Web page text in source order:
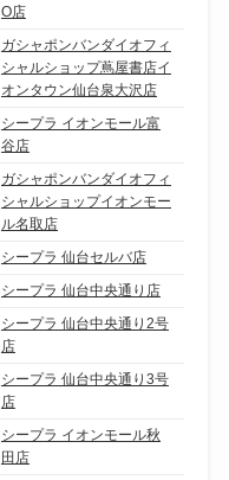
O店
ガシャポンバンダイオフィ
シャルショップ蔦屋書店イ
オンタウン仙台泉大沢店
シープラ イオンモール富
谷店
ガシャポンバンダイオフィ
シャルショップイオンモー
ル名取店
シープラ 仙台セルバ店
シープラ 仙台中央通り店
シープラ 仙台中央通り2号
店
シープラ 仙台中央通り3号
店
シープラ イオンモール秋
田店